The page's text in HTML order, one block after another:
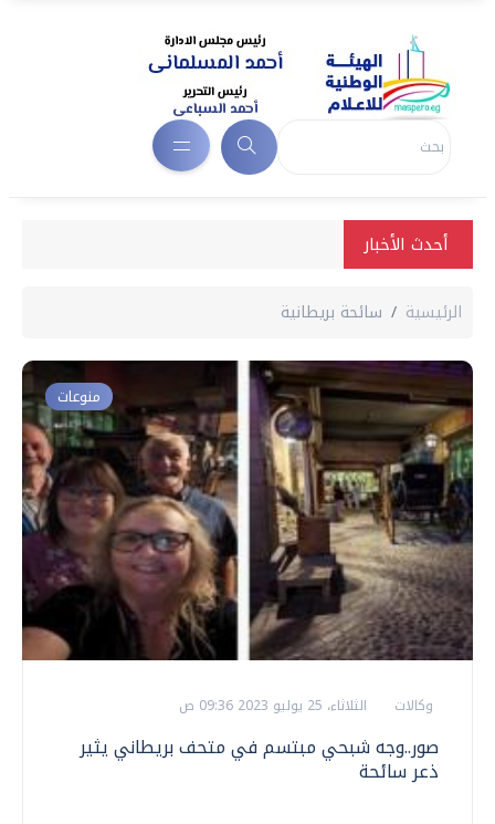
أحدث الأخبار
الرئيسية سائحة بريطانية
منوعات
وكالات الثلاثاء، 25 يوليو 2023 09:36 ص
صور..وجه شبحي مبتسم في متحف بريطاني يثير
ذعر سائحة